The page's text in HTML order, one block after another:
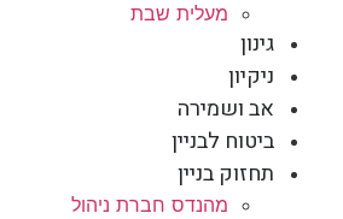
מעלית שבת
גינון
ניקיון
אב ושמירה
ביטוח לבניין
תחזוק בניין
מהנדס חברת ניהול